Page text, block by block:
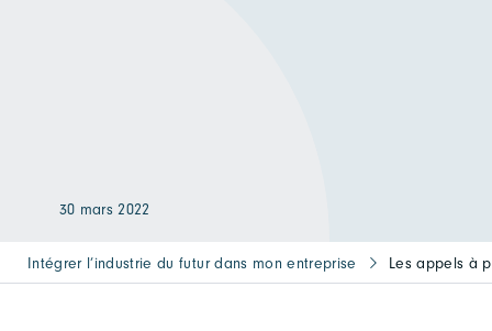
30 mars 2022
Intégrer l’industrie du futur dans mon entreprise Les appels à